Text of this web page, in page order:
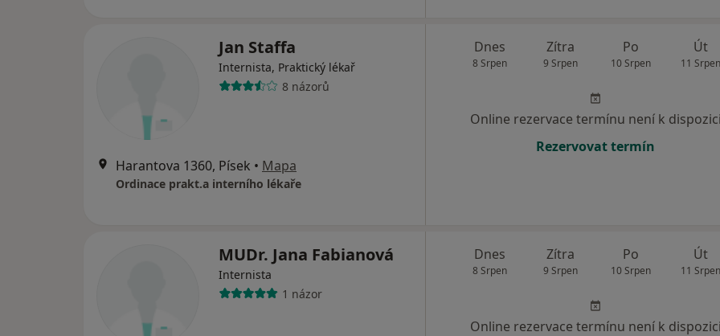
Jan Staffa
Internista, Praktický lékař
8 názorů
Harantova 1360, Písek • Mapa
Ordinace prakt.a interního lékaře
Dnes
8 Srpen
Zítra
9 Srpen
Po
10 Srpen
Út
11 Srpen
Online rezervace termínu není k dispozici
Rezervovat termín
MUDr. Jana Fabianová
Internista
1 názor
Dnes
8 Srpen
Zítra
9 Srpen
Po
10 Srpen
Út
11 Srpen
Online rezervace termínu není k dispozici